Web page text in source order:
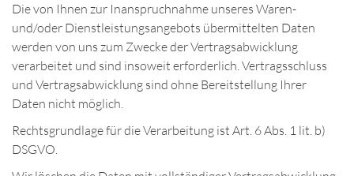
Die von Ihnen zur Inanspruchnahme unseres Waren-
und/oder Dienstleistungsangebots übermittelten Daten
werden von uns zum Zwecke der Vertragsabwicklung
verarbeitet und sind insoweit erforderlich. Vertragsschluss
und Vertragsabwicklung sind ohne Bereitstellung Ihrer
Daten nicht möglich.
Rechtsgrundlage für die Verarbeitung ist Art. 6 Abs. 1 lit. b)
DSGVO.